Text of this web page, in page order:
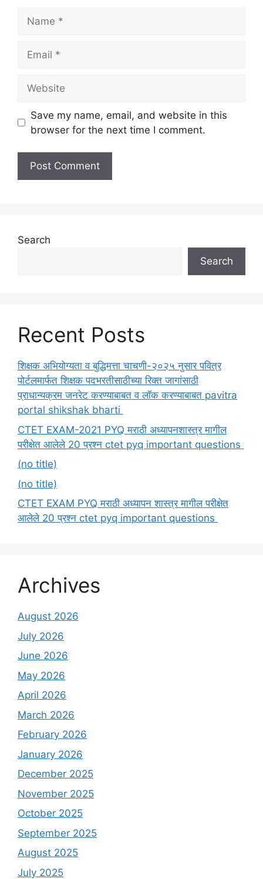
Save my name, email, and website in this
browser for the next time I comment.
Search
Search
Recent Posts
शिक्षक अभियोग्यता व बुद्धिमत्ता चाचणी-२०२५ नुसार पवित्र
पोर्टलमार्फत शिक्षक पदभरतीसाठीच्या रिक्त जागांसाठी
प्राधान्यक्रम जनरेट करण्याबाबत व लॉक करण्याबाबत pavitra
portal shikshak bharti
CTET EXAM-2021 PYQ मराठी अध्यापनशास्त्र मागील
परीक्षेत आलेले 20 प्रश्न ctet pyq important questions
(no title)
(no title)
CTET EXAM PYQ मराठी अध्यापन शास्त्र मागील परीक्षेत
आलेले 20 प्रश्न ctet pyq important questions
Archives
August 2026
July 2026
June 2026
May 2026
April 2026
March 2026
February 2026
January 2026
December 2025
November 2025
October 2025
September 2025
August 2025
July 2025